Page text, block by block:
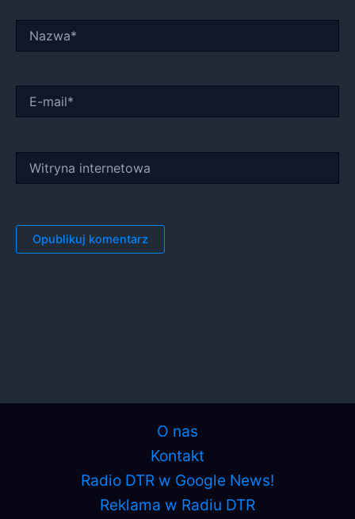
mail*
internetowa
O nas
Kontakt
Radio DTR w Google News!
Reklama w Radiu DTR